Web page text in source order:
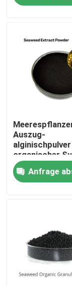
Kontakte
Produkte
Saures
Aminosäure-
Stickstoff-
Saures Pulver
Auszug-
alginischpulver
organischer
18% K2O 18%
Anfrage